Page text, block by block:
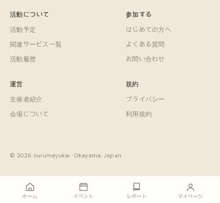
活動について
活動予定
関連サービス一覧
活動履歴
参加する
はじめての方へ
よくある質問
お問い合わせ
運営
主催者紹介
会場について
規約
プライバシー
利用規約
© 2026 nurumayukai · Okayama, Japan
ホーム イベント レポート マイページ